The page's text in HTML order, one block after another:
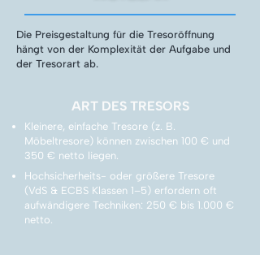
Die Preisgestaltung für die Tresoröffnung
hängt von der Komplexität der Aufgabe und
der Tresorart ab.
ART DES TRESORS
Kleinere, einfache Tresore (z. B.
Möbeltresore) können zwischen 100 € und
350 € netto liegen.
Hochsicherheits- oder größere Tresore
(VdS & ECBS Klassen 1–5) erfordern oft
aufwändigere Techniken: 250 € bis 1.000 €
netto.